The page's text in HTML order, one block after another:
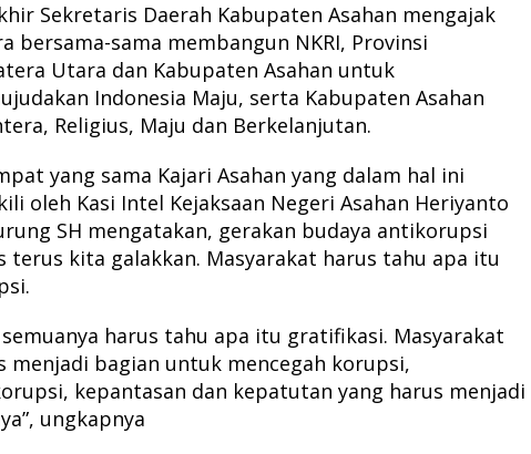
Sekretaris Daerah Kabupaten Asahan mengajak
bersama-sama membangun NKRI, Provinsi
Utara dan Kabupaten Asahan untuk
Indonesia Maju, serta Kabupaten Asahan
Religius, Maju dan Berkelanjutan.
yang sama Kajari Asahan yang dalam hal ini
oleh Kasi Intel Kejaksaan Negeri Asahan Heriyanto
SH mengatakan, gerakan budaya antikorupsi
terus kita galakkan. Masyarakat harus tahu apa itu
semuanya harus tahu apa itu gratifikasi. Masyarakat
menjadi bagian untuk mencegah korupsi,
kepantasan dan kepatutan yang harus menjadi
ungkapnya